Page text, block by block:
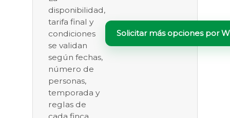
disponibilidad,
tarifa final y
condiciones
se validan
según fechas,
número de
personas,
temporada y
reglas de
Solicitar más opciones por